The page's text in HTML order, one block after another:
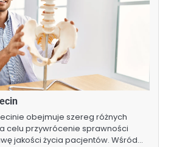
obejmuje szereg różnych
celu przywrócenie sprawności
jakości życia pacjentów. Wśród…